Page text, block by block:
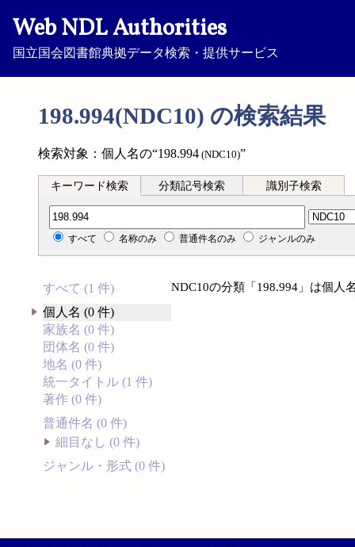
Web NDL Authorities
国立国会図書館典拠データ検索・提供サービス
198.994(NDC10) の検索結果
検索対象：個人名の“198.994 (NDC10)”
キーワード検索 分類記号検索 識別子検索
分類記号検索
すべて 名称のみ 普通件名のみ ジャンルのみ
すべて (1 件)
個人名 (0 件)
家族名 (0 件)
団体名 (0 件)
地名 (0 件)
統一タイトル (1 件)
著作 (0 件)
普通件名 (0 件)
細目なし (0 件)
ジャンル・形式 (0 件)
NDC10の分類「198.994」は個人